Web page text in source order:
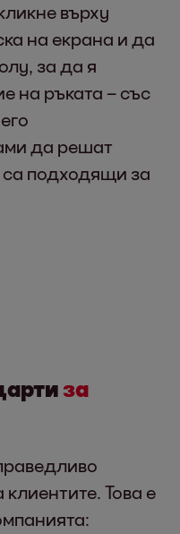
върху
на екрана и да
за да я
на ръката – със
да решат
подходящи за
за
Това е